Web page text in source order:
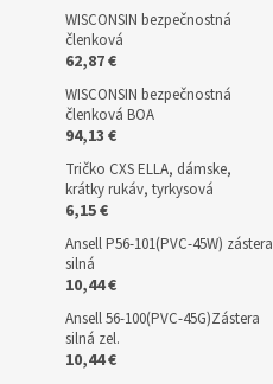
WISCONSIN bezpečnostná
členková
62,87 €
WISCONSIN bezpečnostná
členková BOA
94,13 €
Tričko CXS ELLA, dámske,
krátky rukáv, tyrkysová
6,15 €
Ansell P56-101(PVC-45W) zástera
silná
10,44 €
Ansell 56-100(PVC-45G)Zástera
silná zel.
10,44 €